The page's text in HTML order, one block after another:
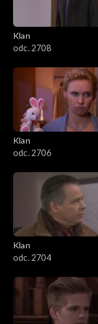
Klan
odc. 2708
Klan
odc. 2706
Klan
odc. 2704